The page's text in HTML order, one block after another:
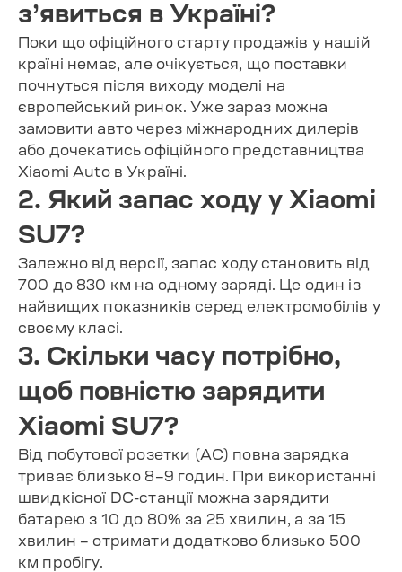
з’явиться в Україні?
Поки що офіційного старту продажів у нашій
країні немає, але очікується, що поставки
почнуться після виходу моделі на
європейський ринок. Уже зараз можна
замовити авто через міжнародних дилерів
або дочекатись офіційного представництва
Xiaomi Auto в Україні.
2. Який запас ходу у Xiaomi
SU7?
Залежно від версії, запас ходу становить від
700 до 830 км на одному заряді. Це один із
найвищих показників серед електромобілів у
своєму класі.
3. Скільки часу потрібно,
щоб повністю зарядити
Xiaomi SU7?
Від побутової розетки (AC) повна зарядка
триває близько 8–9 годин. При використанні
швидкісної DC-станції можна зарядити
батарею з 10 до 80% за 25 хвилин, а за 15
хвилин – отримати додатково близько 500
км пробігу.